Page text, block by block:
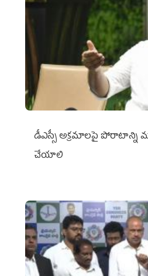
డీఎస్సీ అక్రమాలపై పోరాటాన్ని
చేయాలి